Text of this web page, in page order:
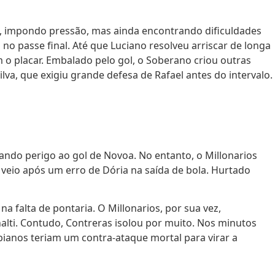
pressão, mas ainda encontrando dificuldades
passe final. Até que Luciano resolveu arriscar de longa
placar. Embalado pelo gol, o Soberano criou outras
que exigiu grande defesa de Rafael antes do intervalo.
perigo ao gol de Novoa. No entanto, o Millonarios
após um erro de Dória na saída de bola. Hurtado
falta de pontaria. O Millonarios, por sua vez,
Contudo, Contreras isolou por muito. Nos minutos
teriam um contra-ataque mortal para virar a